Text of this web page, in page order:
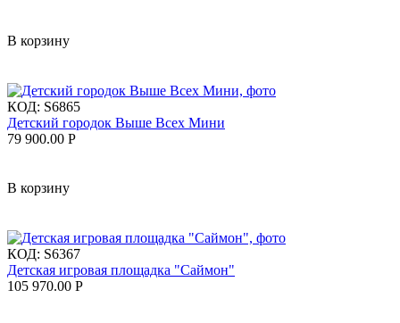
В корзину
КОД: S6865
Детский городок Выше Всех Мини
79 900.00 Р
В корзину
КОД: S6367
Детская игровая площадка "Саймон"
105 970.00 Р